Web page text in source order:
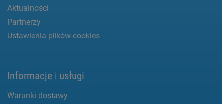
Aktualności
Partnerzy
Ustawienia plików cookies
Informacje i usługi
Warunki dostawy